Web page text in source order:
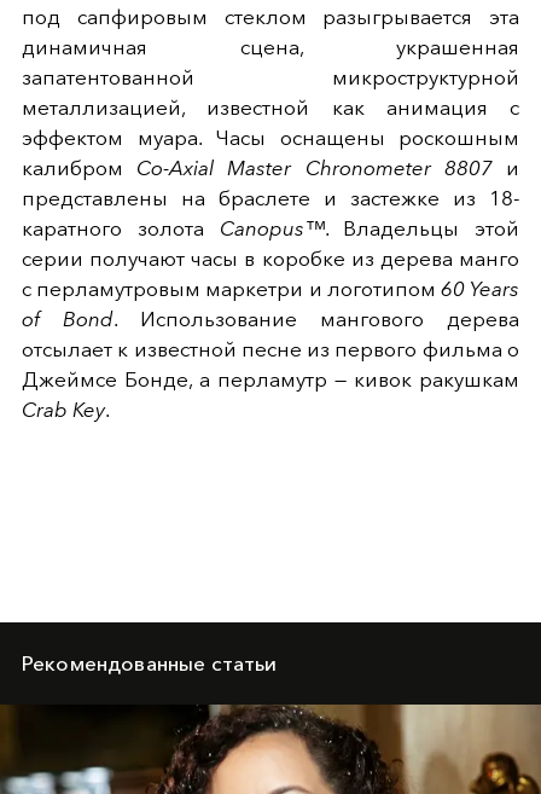
под сапфировым стеклом разыгрывается эта
динамичная сцена, украшенная
запатентованной микроструктурной
металлизацией, известной как анимация с
эффектом муара. Часы оснащены роскошным
калибром Co-Axial Master Chronometer 8807и
представлены на браслете и застежке из 18-
каратного золота Canopus™. Владельцы этой
серии получают часы в коробке из дерева манго
с перламутровым маркетри и логотипом 60 Years
of Bond. Использование мангового дерева
отсылает к известной песне из первого фильма о
Джеймсе Бонде, а перламутр — кивок ракушкам
Crab Key.
Рекомендованные статьи